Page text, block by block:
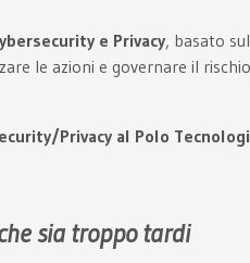
e Privacy, basato
le azioni e governare il
Privacy al Polo
sia troppo tardi